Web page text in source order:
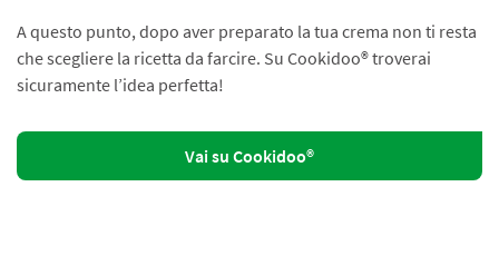
A questo punto, dopo aver preparato la tua crema non ti resta
che scegliere la ricetta da farcire. Su Cookidoo® troverai
sicuramente l’idea perfetta!
Vai su Cookidoo®